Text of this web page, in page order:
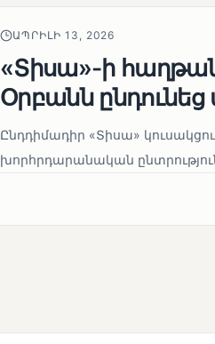
ԱՊՐԻԼԻ 13, 2026
«Տիսա»-ի
Օրբանն
Ընդդիմադիր «Տիսա»
խորհրդարանական